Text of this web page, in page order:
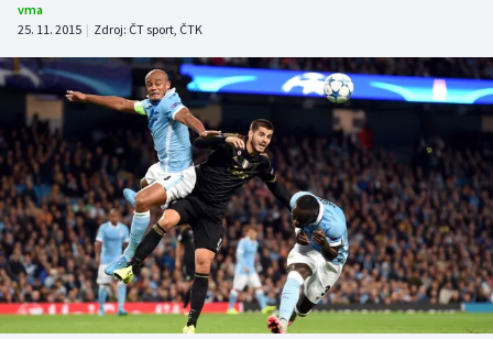
Atletika
Cyklistika
DALŠÍ SPORTY
Americký fotbal
Baseball a softbal
Basketbal
NEPŘEHLÉDNĚTE
Soutěže
Historické návraty
vma
25. 11. 2015 | Zdroj: ČT sport, ČTK